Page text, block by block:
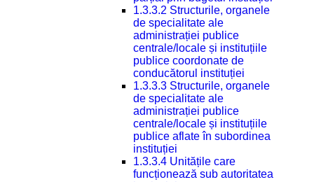
1.3.3.2 Structurile, organele
de specialitate ale
administrației publice
centrale/locale și instituțiile
publice coordonate de
conducătorul instituției
1.3.3.3 Structurile, organele
de specialitate ale
administrației publice
centrale/locale și instituțiile
publice aflate în subordinea
instituției
1.3.3.4 Unitățile care
funcționează sub autoritatea